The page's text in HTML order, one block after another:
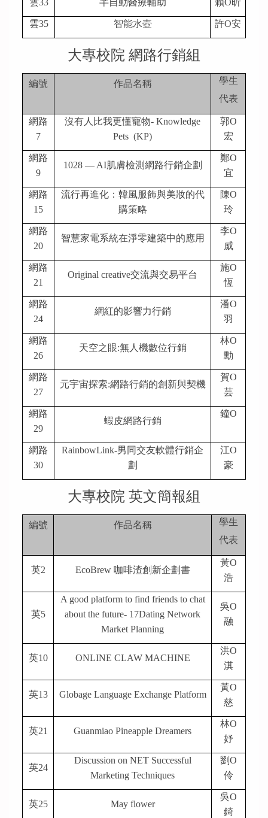
雲33 半自動醫療輔助 賴O昕
雲35 智能水壺 許O安
大專校院 網路行銷組
編號 作品名稱
學生
代表
網路
7
沒有人比我更懂寵物- Knowledge
Pets (KP)
郭O
宏
網路
9
1028 — AI肌膚檢測網路行銷企劃
鄭O
宜
網路
15
流行再進化：韓風服飾與美妝的代
購策略
陳O
玲
網路
20
智慧家電系統在淨零建築中的應用
李O
威
網路
21
Original creative交流與交易平台
施O
恆
網路
24
網紅的影響力行銷
潘O
羽
網路
26
天空之眼:無人機數位行銷
林O
勳
網路
27
元宇宙探索:網路行銷的創新與契機
賀O
芸
網路
29
蝦皮網路行銷
鐘O
網路
30
RainbowLink-男同交友軟體行銷企
劃
江O
豪
大專校院 英文簡報組
編號 作品名稱
學生
代表
英2 EcoBrew 咖啡渣創新企劃書
黃O
浩
英5
A good platform to find friends to chat
about the future- 17Dating Network
Market Planning
吳O
融
英10 ONLINE CLAW MACHINE
洪O
淇
英13 Globage Language Exchange Platform
黃O
慈
英21 Guanmiao Pineapple Dreamers
林O
妤
英24
Discussion on NET Successful
Marketing Techniques
劉O
伶
英25 May flower
吳O
錡